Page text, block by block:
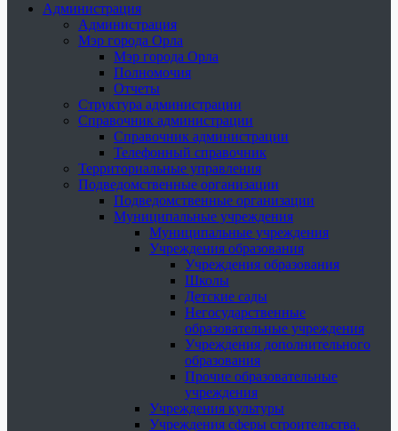
Администрация
Администрация
Мэр города Орла
Мэр города Орла
Полномочия
Отчеты
Структура администрации
Справочник администрации
Справочник администрации
Телефонный справочник
Территориальные управления
Подведомственные организации
Подведомственные организации
Муниципальные учреждения
Муниципальные учреждения
Учреждения образования
Учреждения образования
Школы
Детские сады
Негосударственные
образовательные учреждения
Учреждения дополнительного
образования
Прочие образовательные
учреждения
Учреждения культуры
Учреждения сферы строительства,